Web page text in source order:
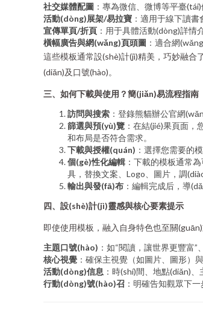
社交媒體配圖 ：專為微信、微博等平臺
活動(dòng)展架/易拉寶 ：適用于線下讀
宣傳單頁/折頁 ：用于具體活動(dòng)詳情
橫幅廣告與網(wǎng)頁頭圖 ：適合網
這些模板通常設(shè)計(jì)精美，巧妙融合
(diǎn)及口號(hào)。
三、如何下載與使用？簡(jiǎn)易流程指南
訪問與搜索 ：登錄熊貓辦公官網
篩選與預(yù)覽 ：在結(jié)果頁面
和布局是否符合需求。
下載與授權(quán) ：選擇您需要的
個(gè)性化編輯 ：下載的模板通常
具，替換文案、Logo、圖片，調
輸出與發(fā)布 ：編輯完成后，導
四、設(shè)計(jì)靈感與核心要素提示
即使使用模板，融入自身特色也至關
主題口號(hào) ：如“閱讀，讓世界更豐富”
核心視覺 ：確保主視覺（如圖片、圖形）
活動(dòng)信息 ：時(shí)間、地點(diǎn)
行動(dòng)號(hào)召 ：明確告知觀眾下